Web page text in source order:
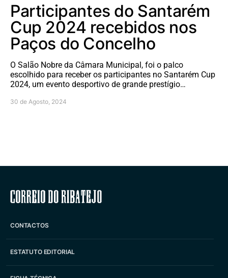
Participantes do Santarém
Cup 2024 recebidos nos
Paços do Concelho
O Salão Nobre da Câmara Municipal, foi o palco
escolhido para receber os participantes no Santarém Cup
2024, um evento desportivo de grande prestígio…
30 de Agosto, 2024
Correio do Ribatejo
CONTACTOS
ESTATUTO EDITORIAL